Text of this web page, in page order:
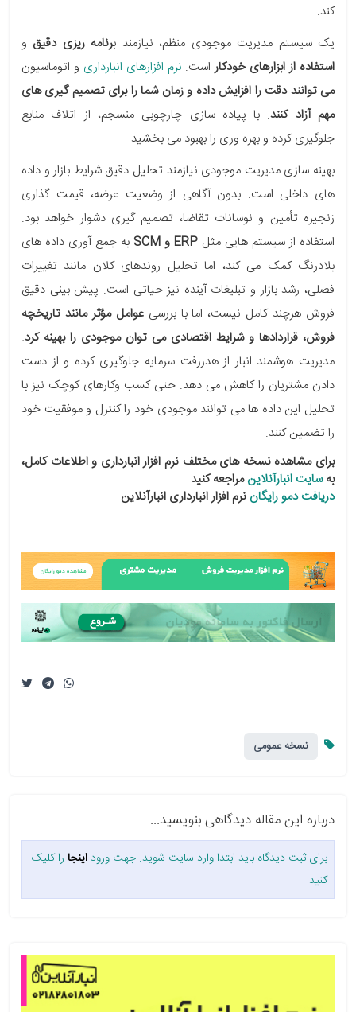
کند.
یک سیستم مدیریت موجودی منظم، نیازمند برنامه ریزی دقیق و
استفاده از ابزارهای خودکاراست. نرم افزارهای انبارداری و اتوماسیون
می توانند دقت را افزایش داده و زمان شما را برای تصمیم گیری های
مهم آزاد کنند. با پیاده سازی چارچوبی منسجم، از اتلاف منابع
جلوگیری کرده و بهره وری را بهبود می بخشید.
بهینه سازی مدیریت موجودی نیازمند تحلیل دقیق شرایط بازار و داده
های داخلی است. بدون آگاهی از وضعیت عرضه، قیمت گذاری
زنجیره تأمین و نوسانات تقاضا، تصمیم گیری دشوار خواهد بود.
استفاده از سیستم هایی مثل ERP و SCM
به جمع آوری داده های
بلادرنگ کمک می کند، اما تحلیل روندهای کلان مانند تغییرات
فصلی، رشد بازار و تبلیغات آینده نیز حیاتی است. پیش بینی دقیق
فروش هرچند کامل نیست، اما با بررسیعوامل مؤثر مانند تاریخچه
فروش، قراردادها و شرایط اقتصادی می توان موجودی را بهینه کرد.
مدیریت هوشمند انبار از هدررفت سرمایه جلوگیری کرده و از دست
دادن مشتریان را کاهش می دهد. حتی کسب وکارهای کوچک نیز با
تحلیل این داده ها می توانند موجودی خود را کنترل و موفقیت خود
را تضمین کنند.
برای مشاهده نسخه های مختلف نرم افزار انبارداری و اطلاعات کامل،
بهسایت انبارآنلاینمراجعه کنید
دریافت دمو رایگان نرم افزار انبارداری انبارآنلاین
نسخه عمومی
درباره این مقاله دیدگاهی بنویسید...
برای ثبت دیدگاه باید ابتدا وارد سایت شوید. جهت ورود اینجا را کلیک
کنید